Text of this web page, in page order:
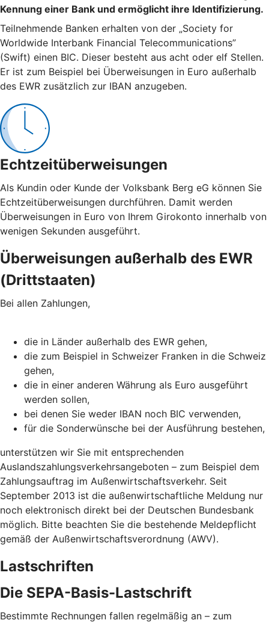
Kennung einer Bank und ermöglicht ihre Identifizierung.
Teilnehmende Banken erhalten von der „Society for
Worldwide Interbank Financial Telecommunications”
(Swift) einen BIC. Dieser besteht aus acht oder elf Stellen.
Er ist zum Beispiel bei Überweisungen in Euro außerhalb
des EWR zusätzlich zur IBAN anzugeben.
Echtzeitüberweisungen
Als Kundin oder Kunde der Volksbank Berg eG können Sie
Echtzeitüberweisungen durchführen. Damit werden
Überweisungen in Euro von Ihrem Girokonto innerhalb von
wenigen Sekunden ausgeführt.
Überweisungen außerhalb des EWR
(Drittstaaten)
Bei allen Zahlungen,
die in Länder außerhalb des EWR gehen,
die zum Beispiel in Schweizer Franken in die Schweiz
gehen,
die in einer anderen Währung als Euro ausgeführt
werden sollen,
bei denen Sie weder IBAN noch BIC verwenden,
für die Sonderwünsche bei der Ausführung bestehen,
unterstützen wir Sie mit entsprechenden
Auslandszahlungsverkehrsangeboten – zum Beispiel dem
Zahlungsauftrag im Außenwirtschaftsverkehr. Seit
September 2013 ist die außenwirtschaftliche Meldung nur
noch elektronisch direkt bei der Deutschen Bundesbank
möglich. Bitte beachten Sie die bestehende Meldepflicht
gemäß der Außenwirtschaftsverordnung (AWV).
Lastschriften
Die SEPA-Basis-Lastschrift
Bestimmte Rechnungen fallen regelmäßig an – zum